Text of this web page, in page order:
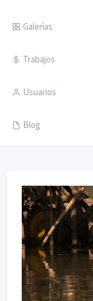
Galerías
Trabajos
Usuarios
Blog